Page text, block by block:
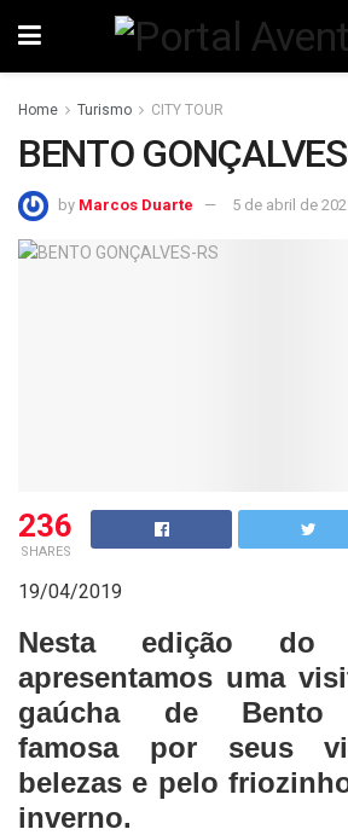
Home Turismo CITY TOUR
BENTO
by Marcos Duarte 5 de abril de
236
SHARES
19/04/2019
Nesta edição do
apresentamos uma
gaúcha de Bento
famosa por seus
belezas e pelo
inverno.